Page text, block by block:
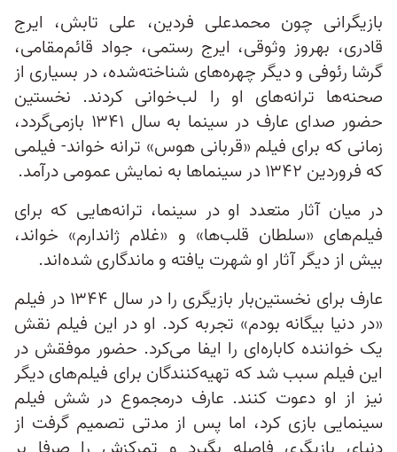
بازیگرانی چون محمدعلی فردین، علی تابش، ایرج
قادری، بهروز وثوقی، ایرج رستمی، جواد قائم‌مقامی،
گرشا رئوفی و دیگر چهره‌های شناخته‌شده، در بسیاری از
صحنه‌ها ترانه‌های او را لب‌خوانی کردند. نخستین
حضور صدای عارف در سینما به سال ۱۳۴۱ بازمی‌گردد،
زمانی که برای فیلم «قربانی هوس» ترانه خواند- فیلمی
که فروردین ۱۳۴۲ در سینماها به نمایش عمومی درآمد.
در میان آثار متعدد او در سینما، ترانه‌هایی که برای
فیلم‌های «سلطان قلب‌ها» و «غلام ژاندارم» خواند،
بیش از دیگر آثار او شهرت یافته و ماندگاری شده‌اند.
عارف برای نخستین‌بار بازیگری را در سال ۱۳۴۴ در فیلم
«در دنیا بیگانه بودم» تجربه کرد. او در این فیلم نقش
یک خواننده کاباره‌ای را ایفا می‌کرد. حضور موفقش در
این فیلم سبب شد که تهیه‌کنندگان برای فیلم‌های دیگر
نیز از او دعوت کنند. عارف درمجموع در شش فیلم
سینمایی بازی کرد، اما پس از مدتی تصمیم گرفت از